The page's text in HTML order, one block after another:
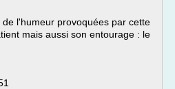
l'humeur provoquées par cette
mais aussi son entourage : le